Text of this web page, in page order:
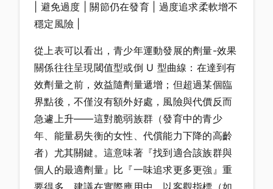
| 避免過度 | 關節仍在發育 | 過度追求柔軟增不
穩定風險 |
從上表可以看出，青少年運動發展的劑量-效果
關係往往呈現閾值型或倒 U 型曲線：在達到有
效劑量之前，效益隨劑量遞增；但超過某個臨
界點後，不僅沒有額外好處，風險與代價反而
急遽上升——這對脆弱族群（發育中的青少
年、能量易失衡的女性、代償能力下降的高齡
者）尤其關鍵。這意味著『找到適合該族群與
個人的最適劑量』比『一味追求更多更強』重